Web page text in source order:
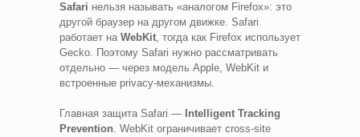
Safari нельзя называть «аналогом Firefox»: это
другой браузер на другом движке. Safari
работает на WebKit, тогда как Firefox использует
Gecko. Поэтому Safari нужно рассматривать
отдельно — через модель Apple, WebKit и
встроенные privacy‑механизмы.
Главная защита Safari — Intelligent Tracking
Prevention. WebKit ограничивает cross‑site